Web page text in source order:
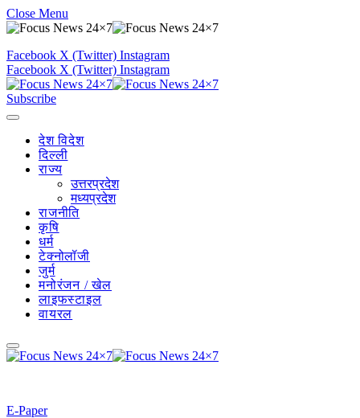
Close Menu
Facebook X (Twitter) Instagram
Facebook X (Twitter) Instagram
Subscribe
देश विदेश
दिल्ली
राज्य
उत्तरप्रदेश
मध्यप्रदेश
राजनीति
कृषि
धर्म
टेक्नोलॉजी
जुर्म
मनोरंजन / खेल
लाइफस्टाइल
वायरल
E-Paper